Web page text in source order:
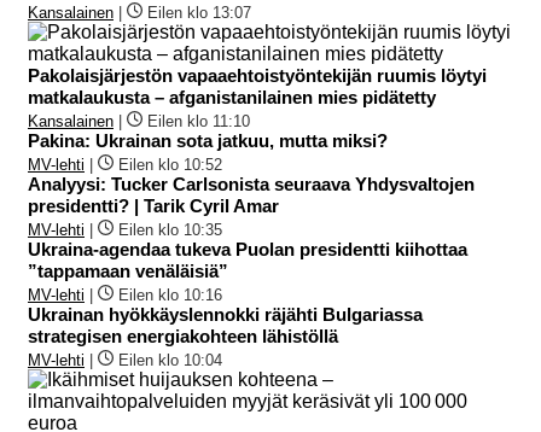
Kansalainen | Eilen klo 13:07
Pakolaisjärjestön vapaaehtoistyöntekijän ruumis löytyi
matkalaukusta – afganistanilainen mies pidätetty
Kansalainen | Eilen klo 11:10
Pakina: Ukrainan sota jatkuu, mutta miksi?
MV-lehti | Eilen klo 10:52
Analyysi: Tucker Carlsonista seuraava Yhdysvaltojen
presidentti? | Tarik Cyril Amar
MV-lehti | Eilen klo 10:35
Ukraina-agendaa tukeva Puolan presidentti kiihottaa
”tappamaan venäläisiä”
MV-lehti | Eilen klo 10:16
Ukrainan hyökkäyslennokki räjähti Bulgariassa
strategisen energiakohteen lähistöllä
MV-lehti | Eilen klo 10:04